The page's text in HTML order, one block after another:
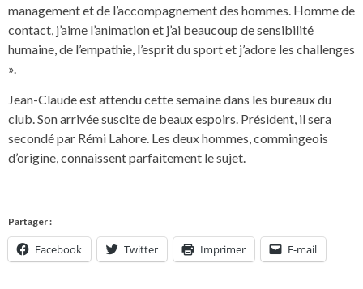
management et de l’accompagnement des hommes. Homme de
contact, j’aime l’animation et j’ai beaucoup de sensibilité
humaine, de l’empathie, l’esprit du sport et j’adore les challenges
».
Jean-Claude est attendu cette semaine dans les bureaux du
club. Son arrivée suscite de beaux espoirs. Président, il sera
secondé par Rémi Lahore. Les deux hommes, commingeois
d’origine, connaissent parfaitement le sujet.
Partager :
Facebook Twitter Imprimer E-mail